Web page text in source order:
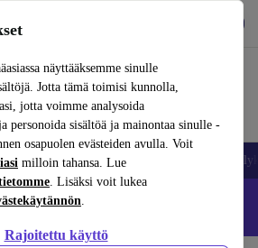
näyttääksemme sinulle
Jotta tämä toimisi kunnolla,
jotta voimme analysoida
personoida sisältöä ja mainontaa sinulle -
osapuolen evästeiden avulla. Voit
milloin tahansa. Lue
. Lisäksi voit lukea
.
Rajoitettu käyttö
nopeasti ja helposti
Kannettavat tietokoneet
– Koodi: IPHONEDEAL –